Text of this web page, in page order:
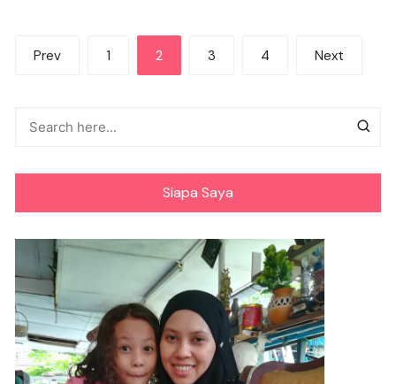
Posts
pagination
Prev 1 2 3 4 Next
Siapa Saya